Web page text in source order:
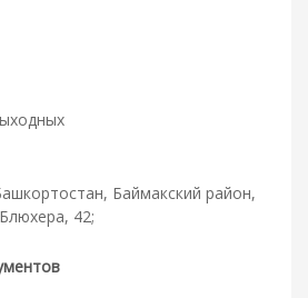
Баймакский район,
42;